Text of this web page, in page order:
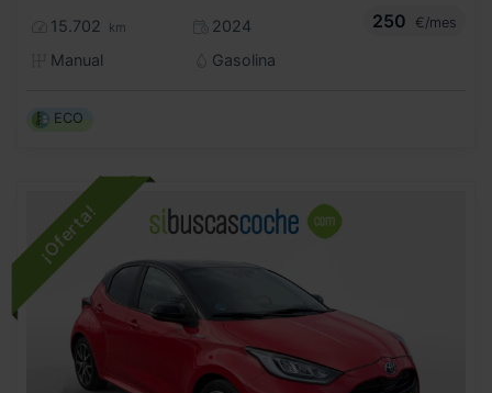
15.702 km
2024
Manual
Gasolina
250
€/mes
ECO